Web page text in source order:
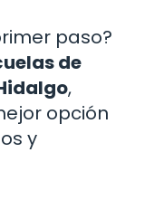
paso?
de
,
opción
y